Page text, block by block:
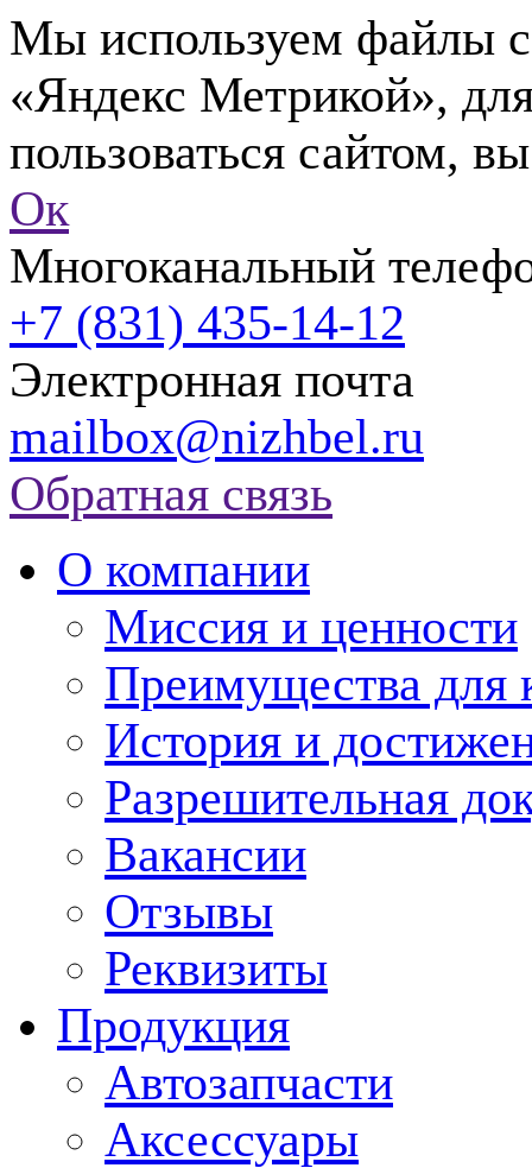
Мы используем файлы
«Яндекс Метрикой»,
пользоваться сайтом,
Ок
Многоканальный
+7 (831) 435-14-12
Электронная почта
mailbox@nizhbel.ru
Обратная связь
О компании
Миссия и ценности
Преимущества для
История и
Разрешительная
Вакансии
Отзывы
Реквизиты
Продукция
Автозапчасти
Аксессуары